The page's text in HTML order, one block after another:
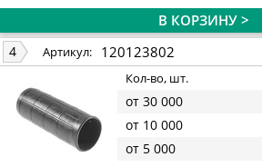
В КОРЗИНУ >
4 Артикул: 120123802
Кол-во, шт.
от 30 000
от 10 000
от 5 000